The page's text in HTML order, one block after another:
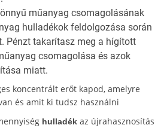
műanyag csomagolásának
hulladékok feldolgozása során
Pénzt takarítasz meg a hígított
csomagolása és azok
miatt.
koncentrált erőt kapod, amelyre
és amit ki tudsz használni
hulladék az újrahasznosítás